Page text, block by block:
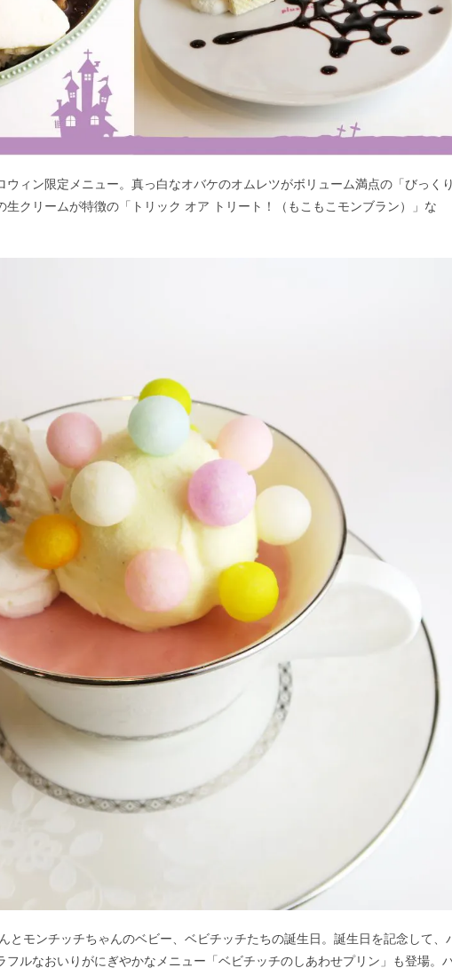
ウィン限定メニュー。真っ白なオバケのオムレツがボリューム満点の「びっくり
生クリームが特徴の「トリック オア トリート！（もこもこモンブラン）」な
とモンチッチちゃんのベビー、ベビチッチたちの誕生日。誕生日を記念して、
フルなおいりがにぎやかなメニュー「ベビチッチのしあわせプリン」も登場。